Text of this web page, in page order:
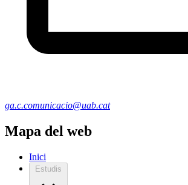
ga.c.comunicacio@uab.cat
Mapa del web
Inici
Estudis